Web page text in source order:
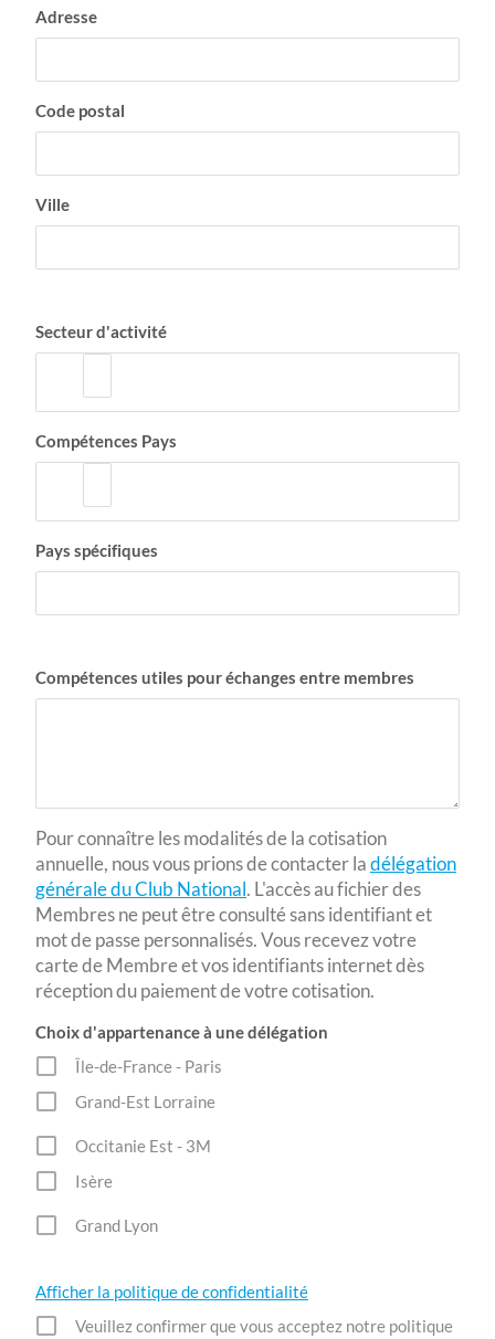
Adresse
Code postal
Ville
Secteur d'activité
Compétences Pays
Pays spécifiques
Compétences utiles pour échanges entre membres
Pour connaître les modalités de la cotisation
annuelle, nous vous prions de contacter ladélégation
générale du Club National. L'accès au fichier des
Membres ne peut être consulté sans identifiant et
mot de passe personnalisés. Vous recevez votre
carte de Membre et vos identifiants internet dès
réception du paiement de votre cotisation.
Choix d'appartenance à une délégation
Île-de-France - Paris
Grand-Est Lorraine
Occitanie Est - 3M
Isère
Grand Lyon
Afficher la politique de confidentialité
Veuillez confirmer que vous acceptez notre politique